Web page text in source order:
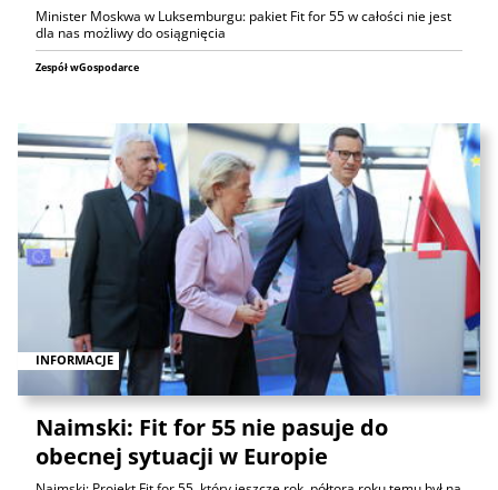
Minister Moskwa w Luksemburgu: pakiet Fit for 55 w całości nie jest
dla nas możliwy do osiągnięcia
Zespół wGospodarce
INFORMACJE
Naimski: Fit for 55 nie pasuje do
obecnej sytuacji w Europie